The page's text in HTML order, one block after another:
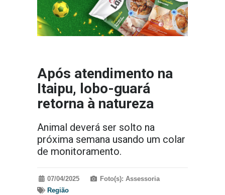
Após atendimento na
Itaipu, lobo-guará
retorna à natureza
Animal deverá ser solto na
próxima semana usando um colar
de monitoramento.
07/04/2025
Foto(s): Assessoria
Região